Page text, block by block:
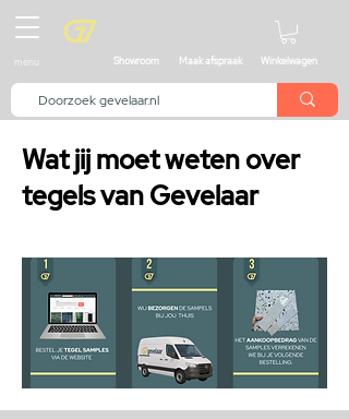
menu Showroom Maak afspraak Winkelwagen
Wat jij moet weten over
tegels van Gevelaar